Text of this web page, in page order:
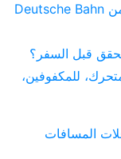
خدمة المساعدة Mobilitätsservice من Deutsche Bahn
قبل السفر؟
للمكفوفين،
المسافات